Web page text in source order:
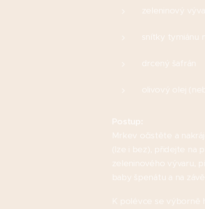
zeleninový
snítky tymiánu
drcený šafrán
olivový olej
Postup:
Mrkev očistěte a
(lze i bez), přidejte na
zeleninového vývaru,
baby špenátu a na
K polévce se výborně